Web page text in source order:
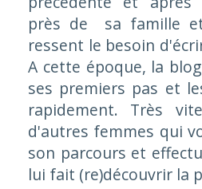
près de sa famille
ressent le besoin
A cette époque, la
ses premiers pas et
rapidement. Très
d'autres femmes qui
son parcours et
lui fait (re)découvrir la